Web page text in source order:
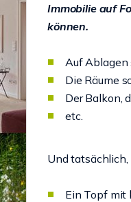
Immobilie auf
können.
Auf Ablagen
Die Räume
Der Balkon,
etc.
Und
Ein Topf mit